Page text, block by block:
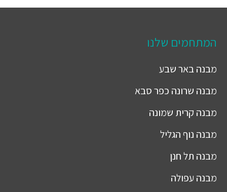
המתחמים שלנו
מבנהבאר שבע
מבנה שרונה כפר סבא
מבנה קרית שמונה
מבנה נוף הגליל
מבנה תל חנן
מבנה עפולה